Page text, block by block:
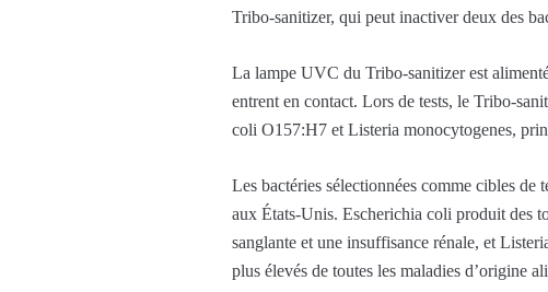
Tribo-sanitizer, qui peut inactiver deux des
La lampe UVC du Tribo-sanitizer est
entrent en contact. Lors de tests, le Tribo-
coli O157:H7 et Listeria monocytogenes,
Les bactéries sélectionnées comme cibles de
aux États-Unis. Escherichia coli produit des
sanglante et une insuffisance rénale, et
plus élevés de toutes les maladies d’origine